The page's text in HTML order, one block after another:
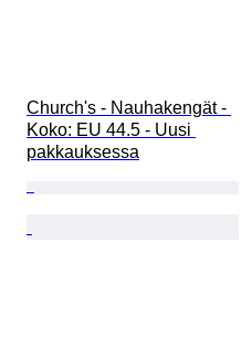
Church's - Nauhakengät -
Koko: EU 44.5 - Uusi
pakkauksessa